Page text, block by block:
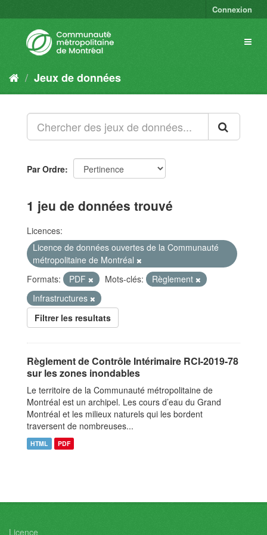
Connexion
Jeux de données
Par Ordre
1 jeu de données trouvé
Licences:
Licence de données ouvertes de la Communauté
métropolitaine de Montréal
Formats:
PDF Mots-clés:
Règlement
Infrastructures
Filtrer les resultats
Règlement de Contrôle Intérimaire RCI-2019-78
sur les zones inondables
Le territoire de la Communauté métropolitaine de
Montréal est un archipel. Les cours d’eau du Grand
Montréal et les milieux naturels qui les bordent
traversent de nombreuses...
HTML PDF
Licence